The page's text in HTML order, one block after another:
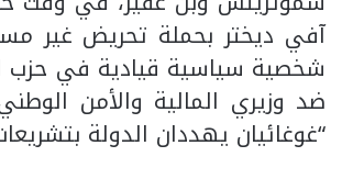
آفي ديختر بحملة تحريض غير
شخصية سياسية قيادية في حزب
ضد وزيري المالية والأمن
“غوغائيان يهددان الدولة